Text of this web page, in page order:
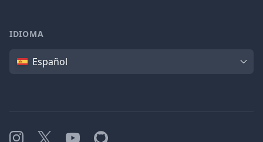
IDIOMA
IdiomaEspañol
Instagram
X YouTubeGitHub